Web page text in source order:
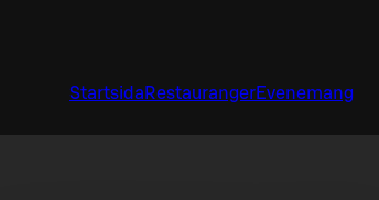
Startsida RestaurangerEvenemang